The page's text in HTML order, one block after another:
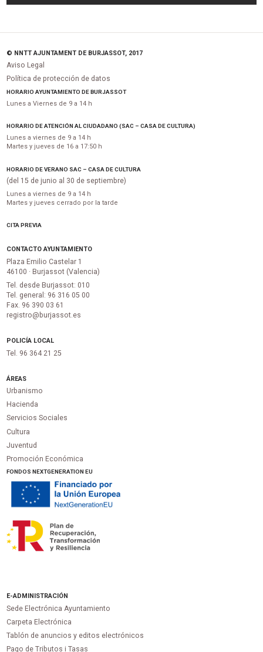
© NNTT AJUNTAMENT DE BURJASSOT, 2017
Aviso Legal
Política de protección de datos
HORARIO AYUNTAMIENTO DE BURJASSOT
Lunes a Viernes de 9 a 14 h
HORARIO DE ATENCIÓN AL CIUDADANO (SAC – CASA DE CULTURA)
Lunes a viernes de 9 a 14 h
Martes y jueves de 16 a 17:50 h
HORARIO DE VERANO SAC – CASA DE CULTURA
(del 15 de junio al 30 de septiembre)
Lunes a viernes de 9 a 14 h
Martes y jueves cerrado por la tarde
CITA PREVIA
CONTACTO AYUNTAMIENTO
Plaza Emilio Castelar 1
46100 · Burjassot (Valencia)
Tel. desde Burjassot: 010
Tel. general: 96 316 05 00
Fax. 96 390 03 61
registro@burjassot.es
POLICÍA LOCAL
Tel. 96 364 21 25
ÁREAS
Urbanismo
Hacienda
Servicios Sociales
Cultura
Juventud
Promoción Económica
FONDOS NEXTGENERATION EU
E-ADMINISTRACIÓN
Sede Electrónica Ayuntamiento
Carpeta Electrónica
Tablón de anuncios y editos electrónicos
Pago de Tributos i Tasas